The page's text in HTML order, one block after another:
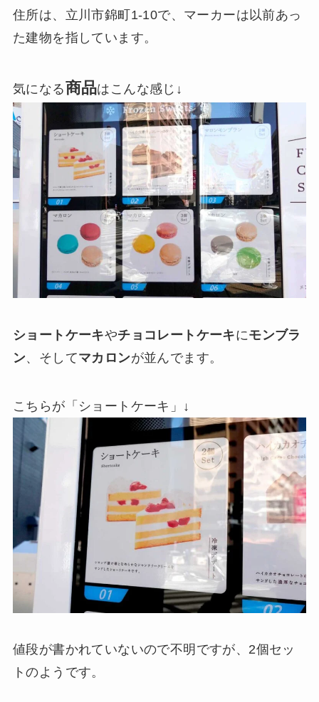
住所は、立川市錦町1-10で、マーカーは以前あっ
た建物を指しています。
気になる商品はこんな感じ↓
ショートケーキやチョコレートケーキにモンブラ
ン、そしてマカロンが並んでます。
こちらが「ショートケーキ」↓
値段が書かれていないので不明ですが、2個セッ
トのようです。